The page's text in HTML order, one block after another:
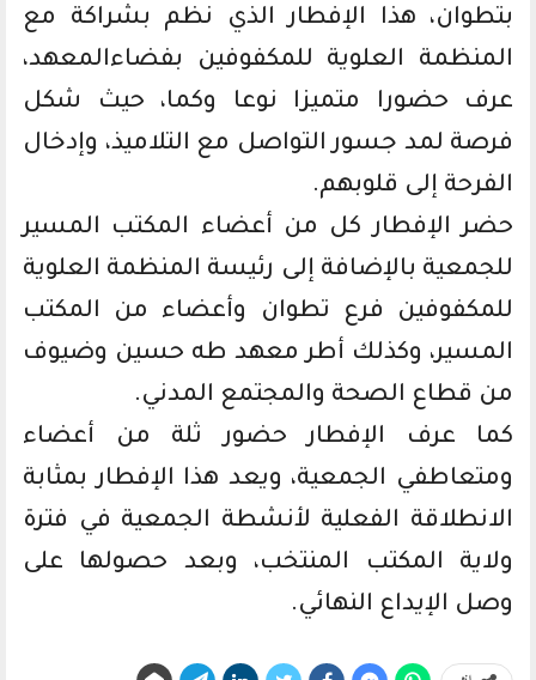
بتطوان، هذا الإفطار الذي نظم بشراكة مع
المنظمة العلوية للمكفوفين بفضاءالمعهد،
عرف حضورا متميزا نوعا وكما، حيث شكل
فرصة لمد جسور التواصل مع التلاميذ، وإدخال
الفرحة إلى قلوبهم.
حضر الإفطار كل من أعضاء المكتب المسير
للجمعية بالإضافة إلى رئيسة المنظمة العلوية
للمكفوفين فرع تطوان وأعضاء من المكتب
المسير، وكذلك أطر معهد طه حسين وضيوف
من قطاع الصحة والمجتمع المدني.
كما عرف الإفطار حضور ثلة من أعضاء
ومتعاطفي الجمعية، ويعد هذا الإفطار بمثابة
الانطلاقة الفعلية لأنشطة الجمعية في فترة
ولاية المكتب المنتخب، وبعد حصولها على
وصل الإيداع النهائي.